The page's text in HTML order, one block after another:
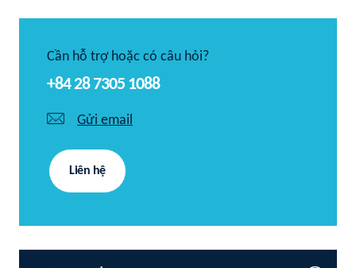
Cần hỗ trợ hoặc có câu hỏi?
+84 28 7305 1088
Gửi email
Liên hệ